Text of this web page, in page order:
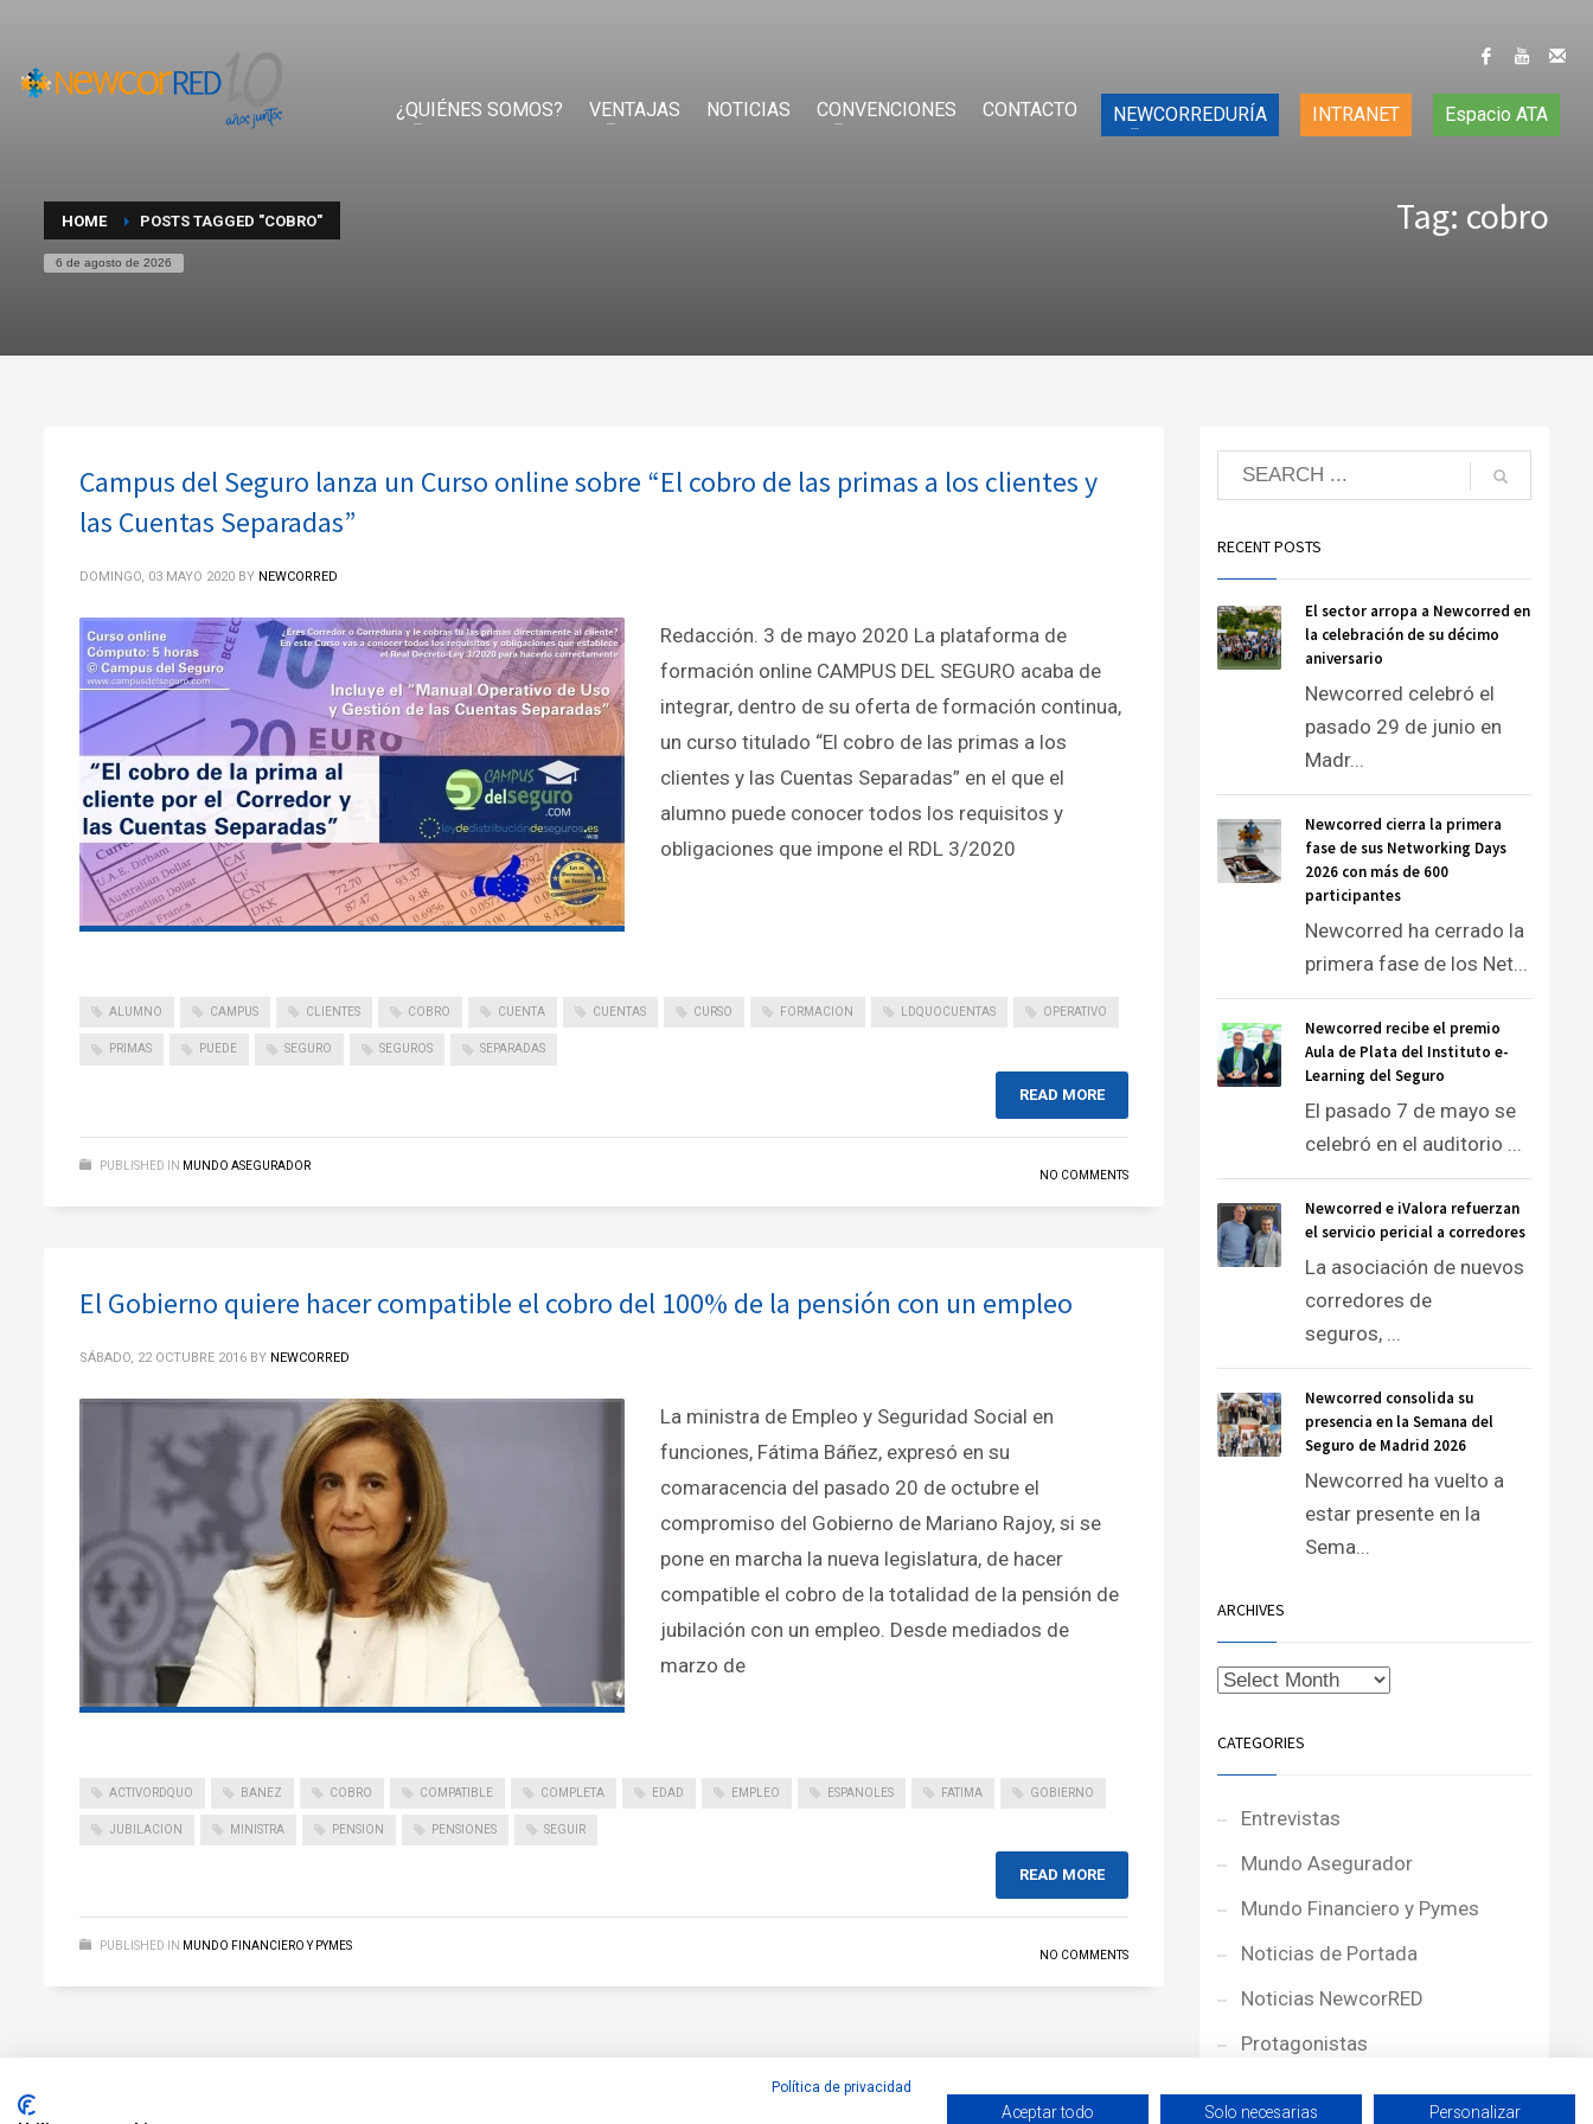
¿QUIÉNES SOMOS? VENTAJAS NOTICIAS CONVENCIONES CONTACTO NEWCORREDURÍA INTRANET Espacio ATA
HOME POSTS TAGGED "COBRO"
6 de agosto de 2026
Tag: cobro
Campus del Seguro lanza un Curso online sobre “El cobro de las primas a los clientes y
las Cuentas Separadas”
DOMINGO, 03 MAYO 2020 BY NEWCORRED
Redacción. 3 de mayo 2020 La plataforma de
formación online CAMPUS DEL SEGURO acaba de
integrar, dentro de su oferta de formación continua,
un curso titulado “El cobro de las primas a los
clientes y las Cuentas Separadas” en el que el
alumno puede conocer todos los requisitos y
obligaciones que impone el RDL 3/2020
ALUMNO CAMPUS CLIENTES COBRO CUENTA CUENTAS CURSO FORMACION LDQUOCUENTAS OPERATIVO
PRIMAS PUEDE SEGURO SEGUROS SEPARADAS
READ MORE
PUBLISHED IN MUNDO ASEGURADOR
NO COMMENTS
El Gobierno quiere hacer compatible el cobro del 100% de la pensión con un empleo
SÁBADO, 22 OCTUBRE 2016 BY NEWCORRED
La ministra de Empleo y Seguridad Social en
funciones, Fátima Báñez, expresó en su
comaracencia del pasado 20 de octubre el
compromiso del Gobierno de Mariano Rajoy, si se
pone en marcha la nueva legislatura, de hacer
compatible el cobro de la totalidad de la pensión de
jubilación con un empleo. Desde mediados de
marzo de
ACTIVORDQUO BANEZ COBRO COMPATIBLE COMPLETA EDAD EMPLEO ESPANOLES FATIMA GOBIERNO
JUBILACION MINISTRA PENSION PENSIONES SEGUIR
READ MORE
PUBLISHED IN MUNDO FINANCIERO Y PYMES
NO COMMENTS
RECENT POSTS
El sector arropa a Newcorred en
la celebración de su décimo
aniversario
Newcorred celebró el
pasado 29 de junio en
Madr...
Newcorred cierra la primera
fase de sus Networking Days
2026 con más de 600
participantes
Newcorred ha cerrado la
primera fase de los Net...
Newcorred recibe el premio
Aula de Plata del Instituto e-
Learning del Seguro
El pasado 7 de mayo se
celebró en el auditorio ...
Newcorred e iValora refuerzan
el servicio pericial a corredores
La asociación de nuevos
corredores de
seguros, ...
Newcorred consolida su
presencia en la Semana del
Seguro de Madrid 2026
Newcorred ha vuelto a
estar presente en la
Sema...
ARCHIVES
CATEGORIES
Entrevistas
Mundo Asegurador
Mundo Financiero y Pymes
Noticias de Portada
Noticias NewcorRED
Protagonistas
Reportajes
Política de privacidad
Aceptar todo Solo necesarias Personalizar